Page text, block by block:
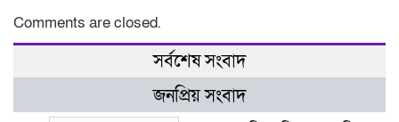
Comments are closed.
সর্বশেষ সংবাদ
জনপ্রিয় সংবাদ